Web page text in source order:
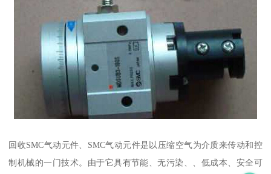
回收SMC气动元件、SMC气动元件是以压缩空气为介质来传动和控
制机械的一门技术。由于它具有节能、无污染、、低成本、安全可